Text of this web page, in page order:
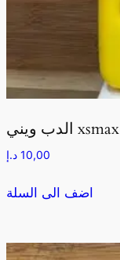
الدب ويني xsmax
10,00 د.إ
اضف الى السلة